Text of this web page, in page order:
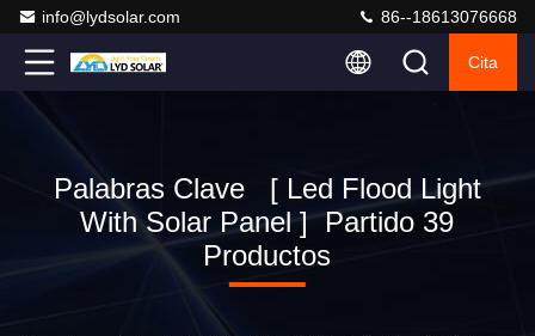
info@lydsolar.com 86--18613076668
Cita
Palabras Clave [ Led Flood Light
With Solar Panel ] Partido 39
Productos